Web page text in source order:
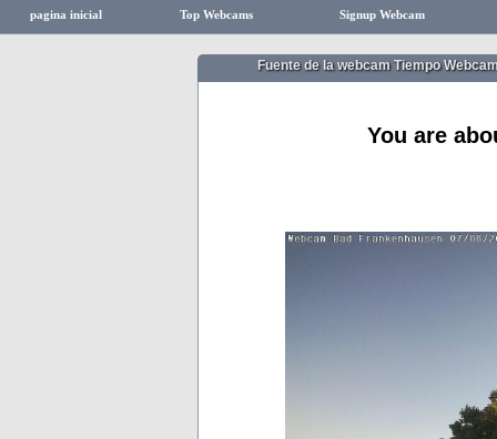
pagina inicial Top Webcams Signup Webcam
Fuente de la webcam Tiempo
You are